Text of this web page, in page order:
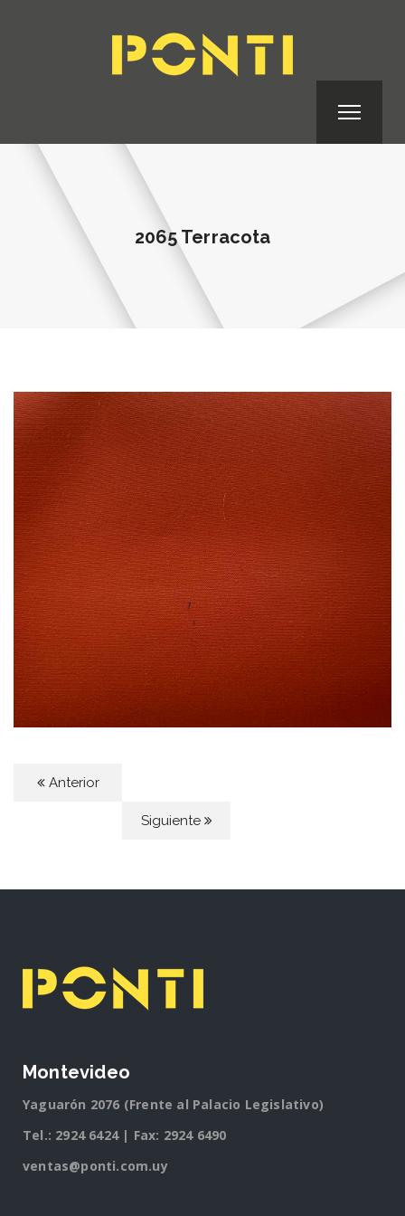
2065 Terracota
Anterior
Siguiente
Montevideo
Yaguarón 2076 (Frente al Palacio Legislativo)
Tel.: 2924 6424| Fax: 2924 6490
ventas@ponti.com.uy